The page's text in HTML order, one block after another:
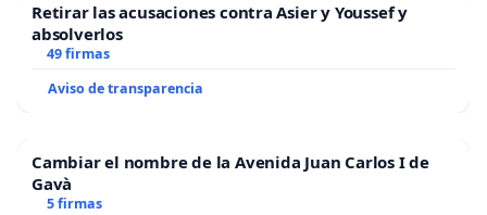
Retirar las acusaciones contra Asier y Youssef y
absolverlos
49 firmas
Aviso de transparencia
Cambiar el nombre de la Avenida Juan Carlos I de
Gavà
5 firmas